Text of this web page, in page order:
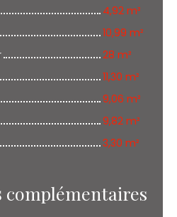
4,92 m²
10,99 m²
28 m²
11,30 m²
9,06 m²
9,82 m²
3,30 m²
complémentaires